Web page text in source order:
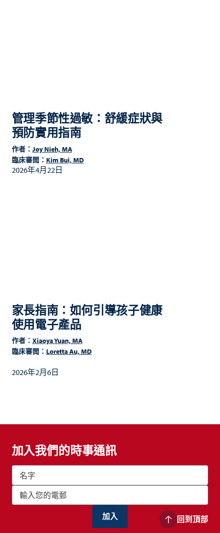
管理季節性過敏：舒緩症狀與
預防實用指南
作者： Joy Nieh, MA
臨床審閲： Kim Bui, MD
2026年4月22日
家長指南：如何引導孩子健康
使用電子產品
作者： Xiaoya Yuan, MA
臨床審閲： Loretta Au, MD
2026年2月6日
加入我們的時事通訊
回到頂部